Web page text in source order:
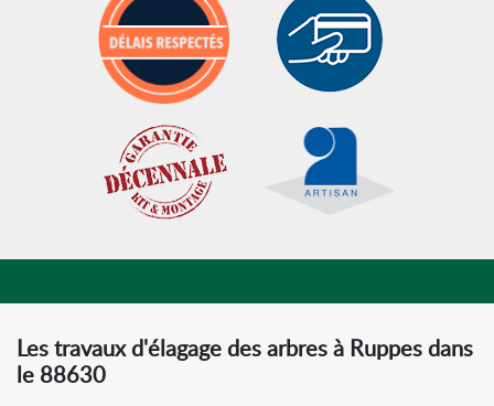
Les travaux d'élagage des arbres à Ruppes dans
le 88630